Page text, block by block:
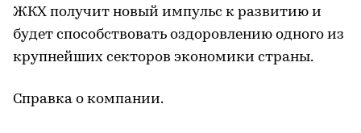
ЖКХ получит новый импульс к развитию и
будет способствовать оздоровлению одного из
крупнейших секторов экономики страны.
Справка о компании.